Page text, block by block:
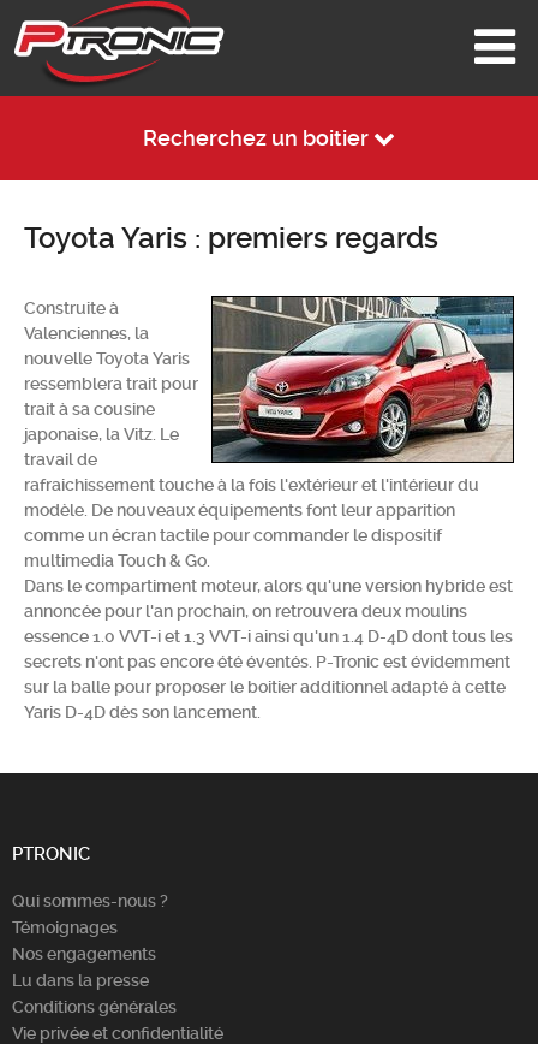
Recherchez un boitier
Toyota Yaris : premiers regards
Construite à
Valenciennes, la
nouvelle Toyota Yaris
ressemblera trait pour
trait à sa cousine
japonaise, la Vitz. Le
travail de
rafraichissement touche à la fois l'extérieur et l'intérieur du
modèle. De nouveaux équipements font leur apparition
comme un écran tactile pour commander le dispositif
multimedia Touch & Go.
Dans le compartiment moteur, alors qu'une version hybride est
annoncée pour l'an prochain, on retrouvera deux moulins
essence 1.0 VVT-i et 1.3 VVT-i ainsi qu'un 1.4 D-4D dont tous les
secrets n'ont pas encore été éventés. P-Tronic est évidemment
sur la balle pour proposer le boitier additionnel adapté à cette
Yaris D-4D dès son lancement.
PTRONIC
Qui sommes-nous ?
Témoignages
Nos engagements
Lu dans la presse
Conditions générales
Vie privée et confidentialité